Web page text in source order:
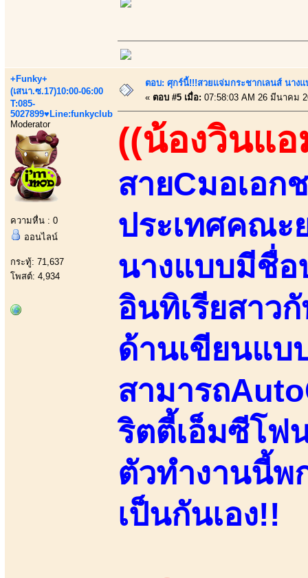
+Funky+
(เสนา.ซ.17)10:00-06:00
T:085-
5027899♥Line:funkyclub
Moderator
ความหื่น : 0
ออนไลน์
กระทู้: 71,637
โพสต์: 4,934
ตอบ: ศุกร์นี้!!!สวยแจ่มกระชากเลนส์ นาง
« ตอบ #5 เมื่อ: 07:58:03 AM 26 มีนาคม
((น้องวินแอ
สายCมอเอ
ประเทศคณะ
นางแบบมีชื่อ
อินทิเรียสาว
ด้านเขียนแบ
สามารถ
ริตตี้เอ็มซีโฟ
ตัวทำงานนี้พ
เป็นกันเอง!!